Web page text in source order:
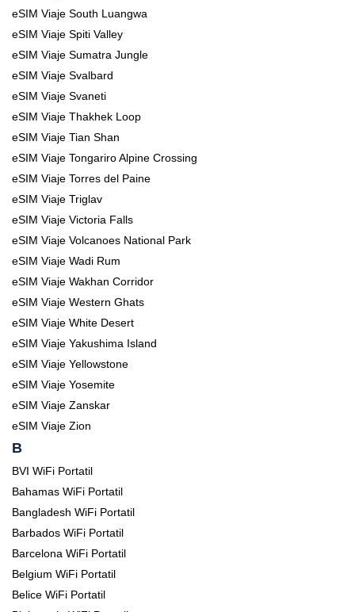
eSIM Viaje South Luangwa
eSIM Viaje Spiti Valley
eSIM Viaje Sumatra Jungle
eSIM Viaje Svalbard
eSIM Viaje Svaneti
eSIM Viaje Thakhek Loop
eSIM Viaje Tian Shan
eSIM Viaje Tongariro Alpine Crossing
eSIM Viaje Torres del Paine
eSIM Viaje Triglav
eSIM Viaje Victoria Falls
eSIM Viaje Volcanoes National Park
eSIM Viaje Wadi Rum
eSIM Viaje Wakhan Corridor
eSIM Viaje Western Ghats
eSIM Viaje White Desert
eSIM Viaje Yakushima Island
eSIM Viaje Yellowstone
eSIM Viaje Yosemite
eSIM Viaje Zanskar
eSIM Viaje Zion
B
BVI WiFi Portatil
Bahamas WiFi Portatil
Bangladesh WiFi Portatil
Barbados WiFi Portatil
Barcelona WiFi Portatil
Belgium WiFi Portatil
Belice WiFi Portatil